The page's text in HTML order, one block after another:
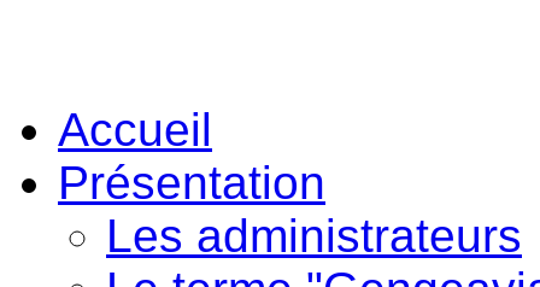
Accueil
Présentation
Les administrateurs